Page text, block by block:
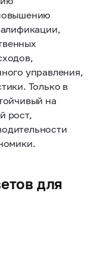
управления,
Только в
на
рост,
для